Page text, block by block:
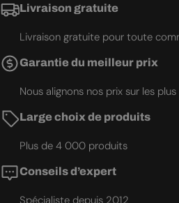
Livraison gratuite
Livraison gratuite pour toute
Garantie du meilleur prix
Nous alignons nos prix sur les
Large choix de produits
Plus de 4 000 produits
Conseils d’expert